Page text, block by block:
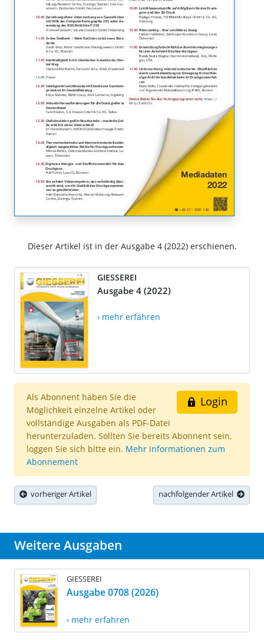
Dieser Artikel ist in der Ausgabe 4 (2022) erschienen.
GIESSEREI
Ausgabe 4 (2022)
› mehr erfahren
Login
Als Abonnent haben Sie die
Möglichkeit einzelne Artikel oder
vollständige Ausgaben als PDF-Datei
herunterzuladen. Sollten Sie bereits Abonnent sein,
loggen Sie sich bitte ein. Mehr Informationen zum
Abonnement
vorheriger Artikel nachfolgender Artikel
Weitere Ausgaben
GIESSEREI
Ausgabe 0708 (2026)
› mehr erfahren